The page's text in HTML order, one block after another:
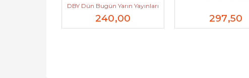
DBY Dün Bugün Yarın Yayınları
240,00 297,50